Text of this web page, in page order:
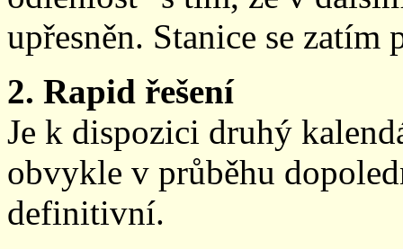
upřesněn. Stanice se zatím
2. Rapid řešení
Je k dispozici druhý
obvykle v průběhu
definitivní.